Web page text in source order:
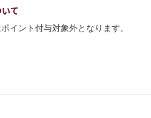
て
イント付与対象外となります。